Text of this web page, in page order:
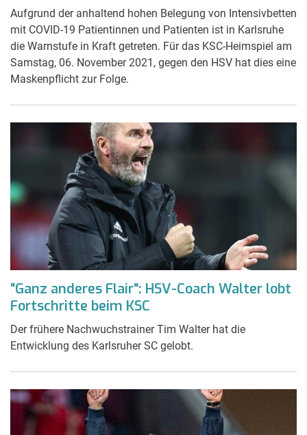
Aufgrund der anhaltend hohen Belegung von Intensivbetten
mit COVID-19 Patientinnen und Patienten ist in Karlsruhe
die Warnstufe in Kraft getreten. Für das KSC-Heimspiel am
Samstag, 06. November 2021, gegen den HSV hat dies eine
Maskenpflicht zur Folge.
"Ganz anderes Flair": HSV-Coach Walter lobt
Fortschritte beim KSC
Der frühere Nachwuchstrainer Tim Walter hat die
Entwicklung des Karlsruher SC gelobt.